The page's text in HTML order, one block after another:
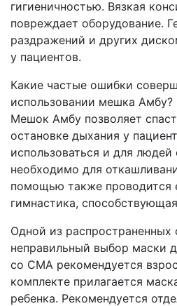
гигиеничностью. Вязкая
повреждает оборудование.
раздражений и других
у пациентов.
Какие частые ошибки
использовании мешка Амбу?
Мешок Амбу позволяет
остановке дыхания у
использоваться и для
необходимо для
помощью также проводится
гимнастика,
Одной из распространенных
неправильный выбор маски
со СМА рекомендуется
комплекте прилагается
ребенка. Рекомендуется